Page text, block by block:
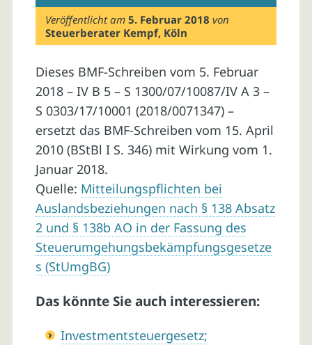
Veröffentlicht am5. Februar 2018 von
Steuerberater Kempf, Köln
Dieses BMF-Schreiben vom 5. Februar
2018 – IV B 5 – S 1300/07/10087/IV A 3 –
S 0303/17/10001 (2018/0071347) –
ersetzt das BMF-Schreiben vom 15. April
2010 (BStBl I S. 346) mit Wirkung vom 1.
Januar 2018.
Quelle: Mitteilungspflichten bei
Auslandsbeziehungen nach § 138 Absatz
2 und § 138b AO in der Fassung des
Steuerumgehungsbekämpfungsgesetze
s (StUmgBG)
Das könnte Sie auch interessieren:
Investmentsteuergesetz;